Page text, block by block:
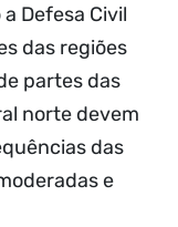
Defesa Civil
das regiões
partes das
norte devem
das
e